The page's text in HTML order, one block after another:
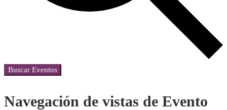
Buscar Eventos
Navegación de vistas de Evento